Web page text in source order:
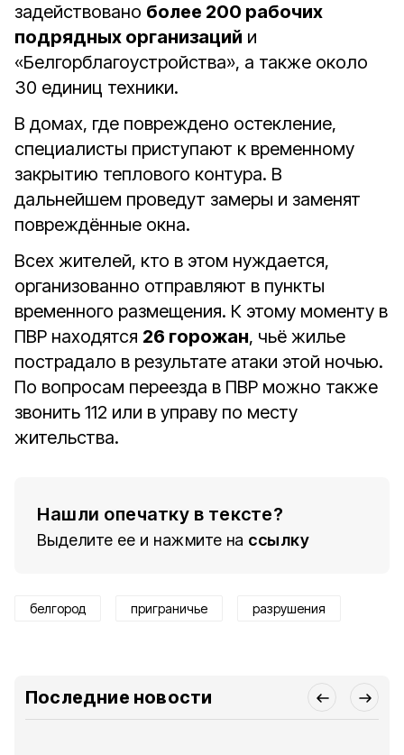
задействовано более 200 рабочих
подрядных организаций и
«Белгорблагоустройства», а также около
30 единиц техники.
В домах, где повреждено остекление,
специалисты приступают к временному
закрытию теплового контура. В
дальнейшем проведут замеры и заменят
повреждённые окна.
Всех жителей, кто в этом нуждается,
организованно отправляют в пункты
временного размещения. К этому моменту в
ПВР находятся 26 горожан, чьё жилье
пострадало в результате атаки этой ночью.
По вопросам переезда в ПВР можно также
звонить 112 или в управу по месту
жительства.
Нашли опечатку в тексте?
Выделите ее и нажмите на ссылку
белгород приграничье разрушения
Последние новости